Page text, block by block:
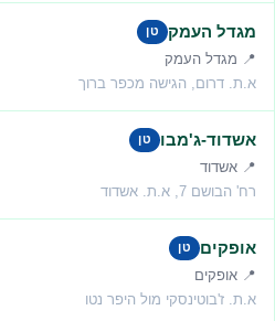
מגדל העמק טן
📍 מגדל העמק
א.ת. דרום, הגישה מכפר ברוך
אשדוד-ג'מבו טן
📍 אשדוד
רח' הבושם 7, א.ת. אשדוד
אופקים טן
📍 אופקים
א.ת. ז'בוטינסקי מול היפר נטו